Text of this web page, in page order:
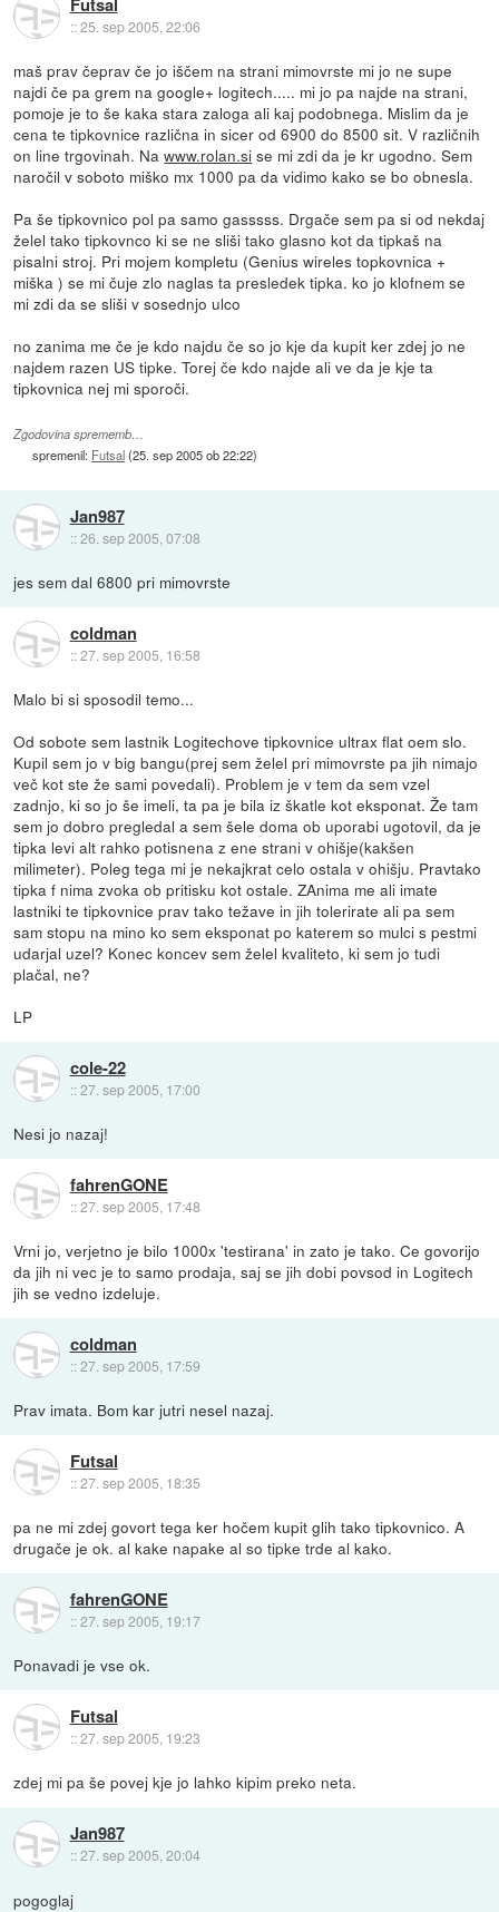
::25. sep 2005, 22:06
maš prav čeprav če jo iščem na strani mimovrste mi jo ne supe
najdi če pa grem na google+ logitech..... mi jo pa najde na strani,
pomoje je to še kaka stara zaloga ali kaj podobnega. Mislim da je
cena te tipkovnice različna in sicer od 6900 do 8500 sit. V različnih
on line trgovinah. Nawww.rolan.si se mi zdi da je kr ugodno. Sem
naročil v soboto miško mx 1000 pa da vidimo kako se bo obnesla.
Pa še tipkovnico pol pa samo gasssss. Drgače sem pa si od nekdaj
želel tako tipkovnco ki se ne sliši tako glasno kot da tipkaš na
pisalni stroj. Pri mojem kompletu (Genius wireles topkovnica +
miška ) se mi čuje zlo naglas ta presledek tipka. ko jo klofnem se
mi zdi da se sliši v sosednjo ulco
no zanima me če je kdo najdu če so jo kje da kupit ker zdej jo ne
najdem razen US tipke. Torej če kdo najde ali ve da je kje ta
tipkovnica nej mi sporoči.
Zgodovina sprememb…
spremenil: Futsal(25. sep 2005 ob 22:22)
Jan987
::26. sep 2005, 07:08
jes sem dal 6800 pri mimovrste
coldman
::27. sep 2005, 16:58
Malo bi si sposodil temo...
Od sobote sem lastnik Logitechove tipkovnice ultrax flat oem slo.
Kupil sem jo v big bangu(prej sem želel pri mimovrste pa jih nimajo
več kot ste že sami povedali). Problem je v tem da sem vzel
zadnjo, ki so jo še imeli, ta pa je bila iz škatle kot eksponat. Že tam
sem jo dobro pregledal a sem šele doma ob uporabi ugotovil, da je
tipka levi alt rahko potisnena z ene strani v ohišje(kakšen
milimeter). Poleg tega mi je nekajkrat celo ostala v ohišju. Pravtako
tipka f nima zvoka ob pritisku kot ostale. ZAnima me ali imate
lastniki te tipkovnice prav tako težave in jih tolerirate ali pa sem
sam stopu na mino ko sem eksponat po katerem so mulci s pestmi
udarjal uzel? Konec koncev sem želel kvaliteto, ki sem jo tudi
plačal, ne?
LP
cole-22
::27. sep 2005, 17:00
Nesi jo nazaj!
fahrenGONE
::27. sep 2005, 17:48
Vrni jo, verjetno je bilo 1000x 'testirana' in zato je tako. Ce govorijo
da jih ni vec je to samo prodaja, saj se jih dobi povsod in Logitech
jih se vedno izdeluje.
coldman
::27. sep 2005, 17:59
Prav imata. Bom kar jutri nesel nazaj.
Futsal
::27. sep 2005, 18:35
pa ne mi zdej govort tega ker hočem kupit glih tako tipkovnico. A
drugače je ok. al kake napake al so tipke trde al kako.
fahrenGONE
::27. sep 2005, 19:17
Ponavadi je vse ok.
Futsal
::27. sep 2005, 19:23
zdej mi pa še povej kje jo lahko kipim preko neta.
Jan987
::27. sep 2005, 20:04
pogoglaj